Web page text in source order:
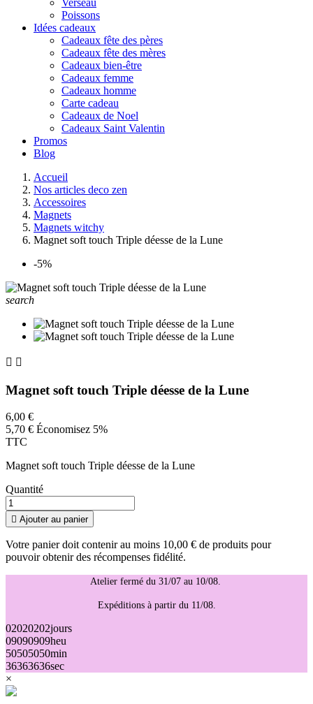
Verseau
Poissons
Idées cadeaux
Cadeaux fête des pères
Cadeaux fête des mères
Cadeaux bien-être
Cadeaux femme
Cadeaux homme
Carte cadeau
Cadeaux de Noel
Cadeaux Saint Valentin
Promos
Blog
Accueil
Nos articles deco zen
Accessoires
Magnets
Magnets witchy
Magnet soft touch Triple déesse de la Lune
-5%
search
 
Magnet soft touch Triple déesse de la Lune
6,00 €
5,70 € Économisez 5%
TTC
Magnet soft touch Triple déesse de la Lune
Quantité
 Ajouter au panier
Votre panier doit contenir au moins 10,00 € de produits pour
pouvoir obtenir des récompenses fidélité.
Atelier fermé du 31/07 au 10/08.
Expéditions à partir du 11/08.
02020202jours
09090909heu
50505050min
36363636sec
×